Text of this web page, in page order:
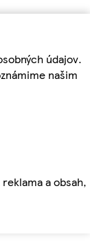
údajov.
našim
a obsah,